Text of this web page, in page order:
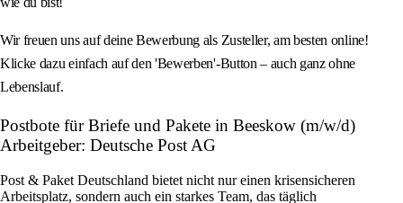
Wir freuen uns auf deine Bewerbung als Zusteller, am besten online!
Klicke dazu einfach auf den 'Bewerben'-Button – auch ganz ohne
Lebenslauf.
Postbote für Briefe und Pakete in Beeskow (m/w/d)
Arbeitgeber: Deutsche Post AG
Post & Paket Deutschland bietet nicht nur einen krisensicheren
Arbeitsplatz, sondern auch ein starkes Team, das täglich